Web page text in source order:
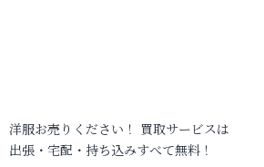
洋服お売りください！ 買取サービスは
出張・宅配・持ち込みすべて無料！